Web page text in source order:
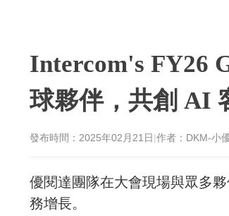
Intercom's FY26
球夥伴，共創 AI
發布時間： 2025年02月21日 |作者：DKM-小
優閱達團隊在大會現場與眾多
務增長。